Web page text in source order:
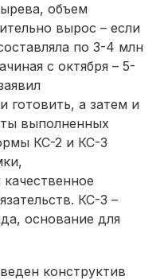
объем
вырос – если
по 3-4 млн
с октября – 5-
готовить, а затем и
выполненных
КС-2 и КС-3
КС-3 –
основание для
конструктив